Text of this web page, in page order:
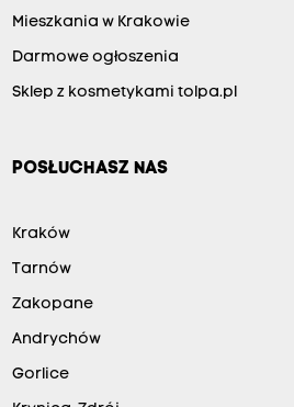
Mieszkania w Krakowie
Darmowe ogłoszenia
Sklep z kosmetykami tolpa.pl
POSŁUCHASZ NAS
Kraków
Tarnów
Zakopane
Andrychów
Gorlice